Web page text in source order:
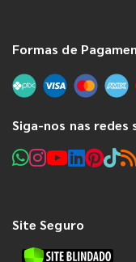
Formas de
Siga-nos nas redes
Site Seguro